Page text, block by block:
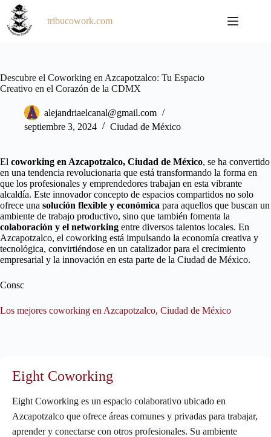
Saltar
contenido
tribucowork.com
Descubre el Coworking en Azcapotzalco: Tu Espacio
Creativo en el Corazón de la CDMX
alejandriaelcanal@gmail.com
septiembre 3, 2024
Ciudad de México
El coworking en Azcapotzalco, Ciudad de México, se ha convertido
en una tendencia revolucionaria que está transformando la forma en
que los profesionales y emprendedores trabajan en esta vibrante
alcaldía. Este innovador concepto de espacios compartidos no solo
ofrece una solución flexible y económica para aquellos que buscan un
ambiente de trabajo productivo, sino que también fomenta la
colaboración y el networking entre diversos talentos locales. En
Azcapotzalco, el coworking está impulsando la economía creativa y
tecnológica, convirtiéndose en un catalizador para el crecimiento
empresarial y la innovación en esta parte de la Ciudad de México.
Consc
Los mejores coworking en Azcapotzalco, Ciudad de México
Eight Coworking
Eight Coworking es un espacio colaborativo ubicado en
Azcapotzalco que ofrece áreas comunes y privadas para trabajar,
aprender y conectarse con otros profesionales. Su ambiente